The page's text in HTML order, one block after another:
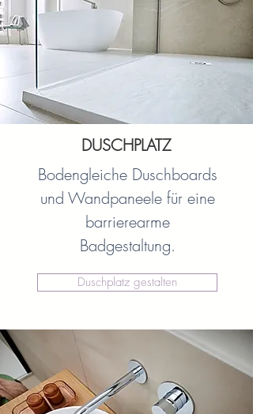
DUSCHPLATZ
Bodengleiche Duschboards
und Wandpaneele für eine
barrierearme
Badgestaltung.
Duschplatz gestalten